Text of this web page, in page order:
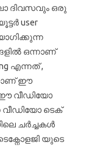
ദിവസവും ഒരു
user
ഒന്നാണ്
എന്നത് ,
ഈ
ഈ വീഡിയോ
ടെക്
ചർച്ചകൾ
യുടെ